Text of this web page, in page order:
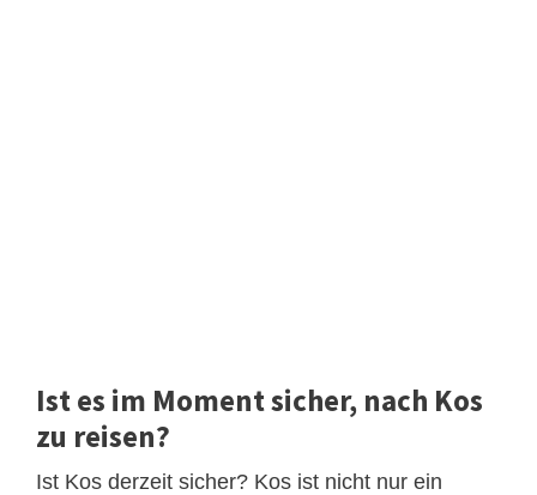
Ist es im Moment sicher, nach Kos
zu reisen?
Ist Kos derzeit sicher? Kos ist nicht nur ein